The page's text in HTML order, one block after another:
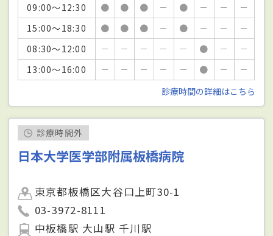
09:00～12:30
● ● ● － ● － －
－
15:00～18:30
● ● ● － ● － －
－
08:30～12:00
－ － － － － ● －
－
13:00～16:00
－ － － － － ● －
－
診療時間の詳細はこちら
診療時間外
日本大学医学部附属板橋病院
東京都板橋区大谷口上町30-1
03-3972-8111
中板橋駅 大山駅 千川駅